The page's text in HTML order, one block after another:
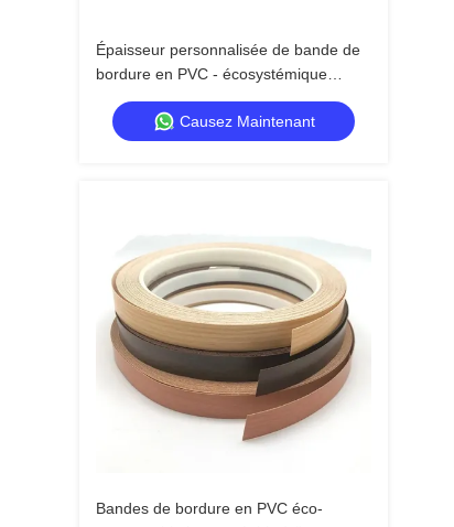
Épaisseur personnalisée de bande de
bordure en PVC - écosystémique
étanche à l'eau avec plusieurs styles
pour un emballage de haute qualité
Causez Maintenant
Bandes de bordure en PVC éco-